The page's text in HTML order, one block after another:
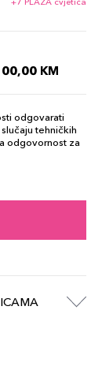
KM
odgovarati
tehničkih
odgovornost za